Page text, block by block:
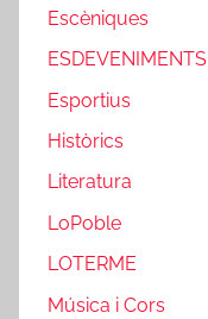
Escèniques
ESDEVENIMENTS
Esportius
Històrics
Literatura
LoPoble
LOTERME
Música i Cors